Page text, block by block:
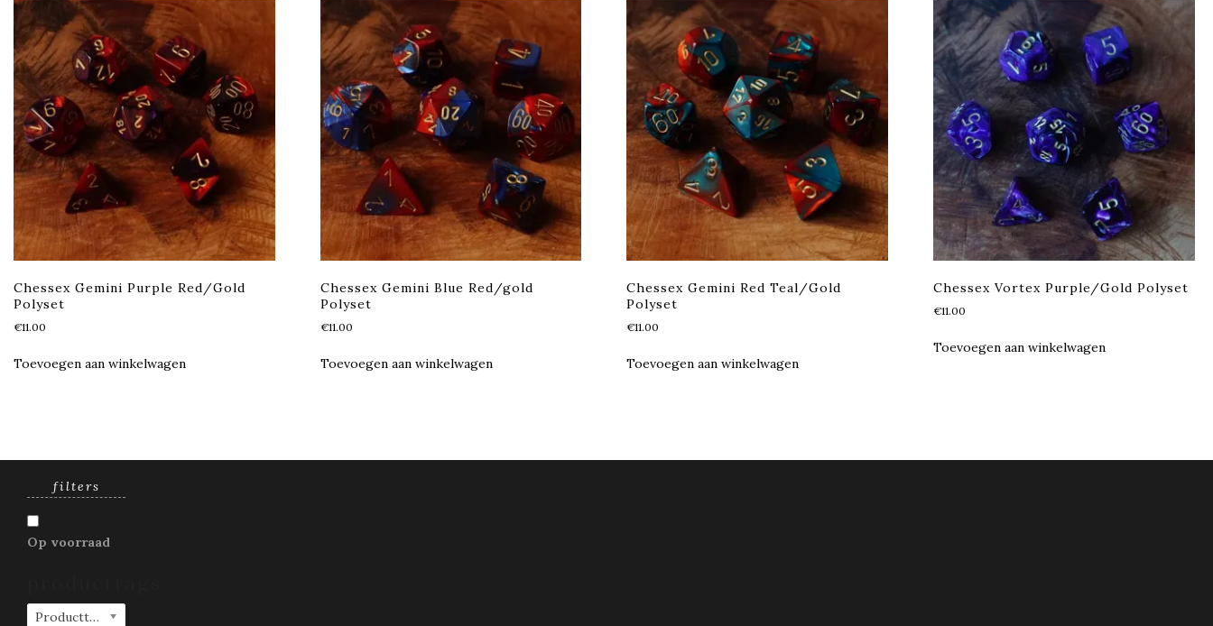
Chessex Gemini Purple Red/Gold
Polyset
€11.00
Toevoegen aan winkelwagen
Chessex Gemini Blue Red/gold
Polyset
€11.00
Toevoegen aan winkelwagen
Chessex Gemini Red Teal/Gold
Polyset
€11.00
Toevoegen aan winkelwagen
Chessex Vortex Purple/Gold Polyset
€11.00
Toevoegen aan winkelwagen
filters
Op voorraad
Producttags